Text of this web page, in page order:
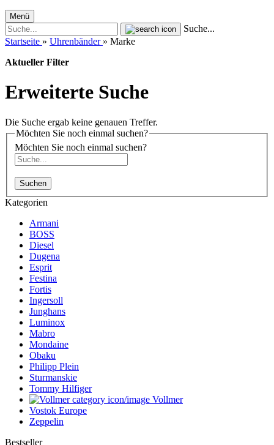
Menü
Suche...
Startseite » Uhrenbänder » Marke
Aktueller Filter
Erweiterte Suche
Die Suche ergab keine genauen Treffer.
Möchten Sie noch einmal suchen?
Möchten Sie noch einmal suchen?
Suchen
Kategorien
Armani
BOSS
Diesel
Dugena
Esprit
Festina
Fortis
Ingersoll
Junghans
Luminox
Mabro
Mondaine
Obaku
Philipp Plein
Sturmanskie
Tommy Hilfiger
Vollmer
Vostok Europe
Zeppelin
Bestseller